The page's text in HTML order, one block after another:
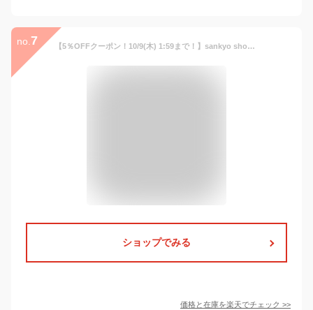
no. 7 【5％OFFクーポン！10/9(木) 1:59まで！】sankyo shokai レザー コート アウター レディース ラムレザー 本革 ノーカラー ロングコート 秋 冬 春 ブランド Filomo 女性 スプリングコート 上品 軽量 暖かい シンプル
ショップでみる
価格と在庫を楽天でチェック >>